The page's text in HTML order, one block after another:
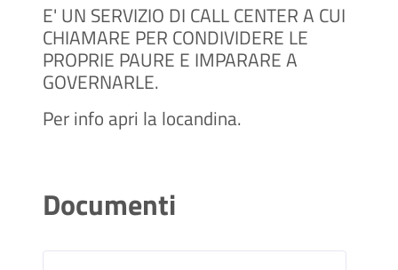
E' UN SERVIZIO DI CALL CENTER A CUI
CHIAMARE PER CONDIVIDERE LE
PROPRIE PAURE E IMPARARE A
GOVERNARLE.
Per info apri la locandina.
Documenti